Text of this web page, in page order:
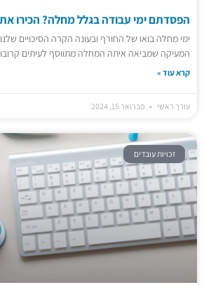
הפסדתם ימי עבודה בגלל מחלה? הכירו את
ימי מחלה בואו של החורף ובעונה הקרה הסיכויים
המעיקה שמביאה איתה המחלה מתווסף לעיתים
קרא עוד »
עורך ראשי פברואר 15, 2024
זכויות עובדים